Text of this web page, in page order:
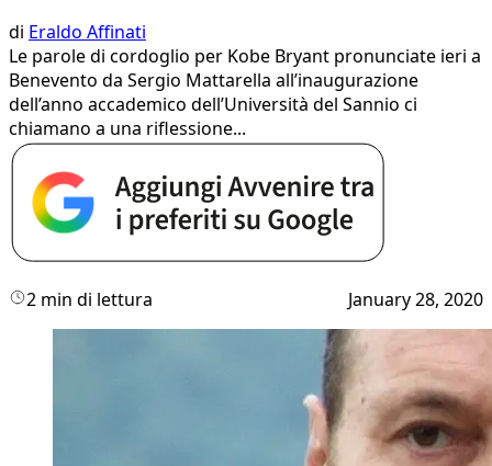
di Eraldo Affinati
Le parole di cordoglio per Kobe Bryant pronunciate ieri a
Benevento da Sergio Mattarella all’inaugurazione
dell’anno accademico dell’Università del Sannio ci
chiamano a una riflessione...
2 min di lettura January 28, 2020